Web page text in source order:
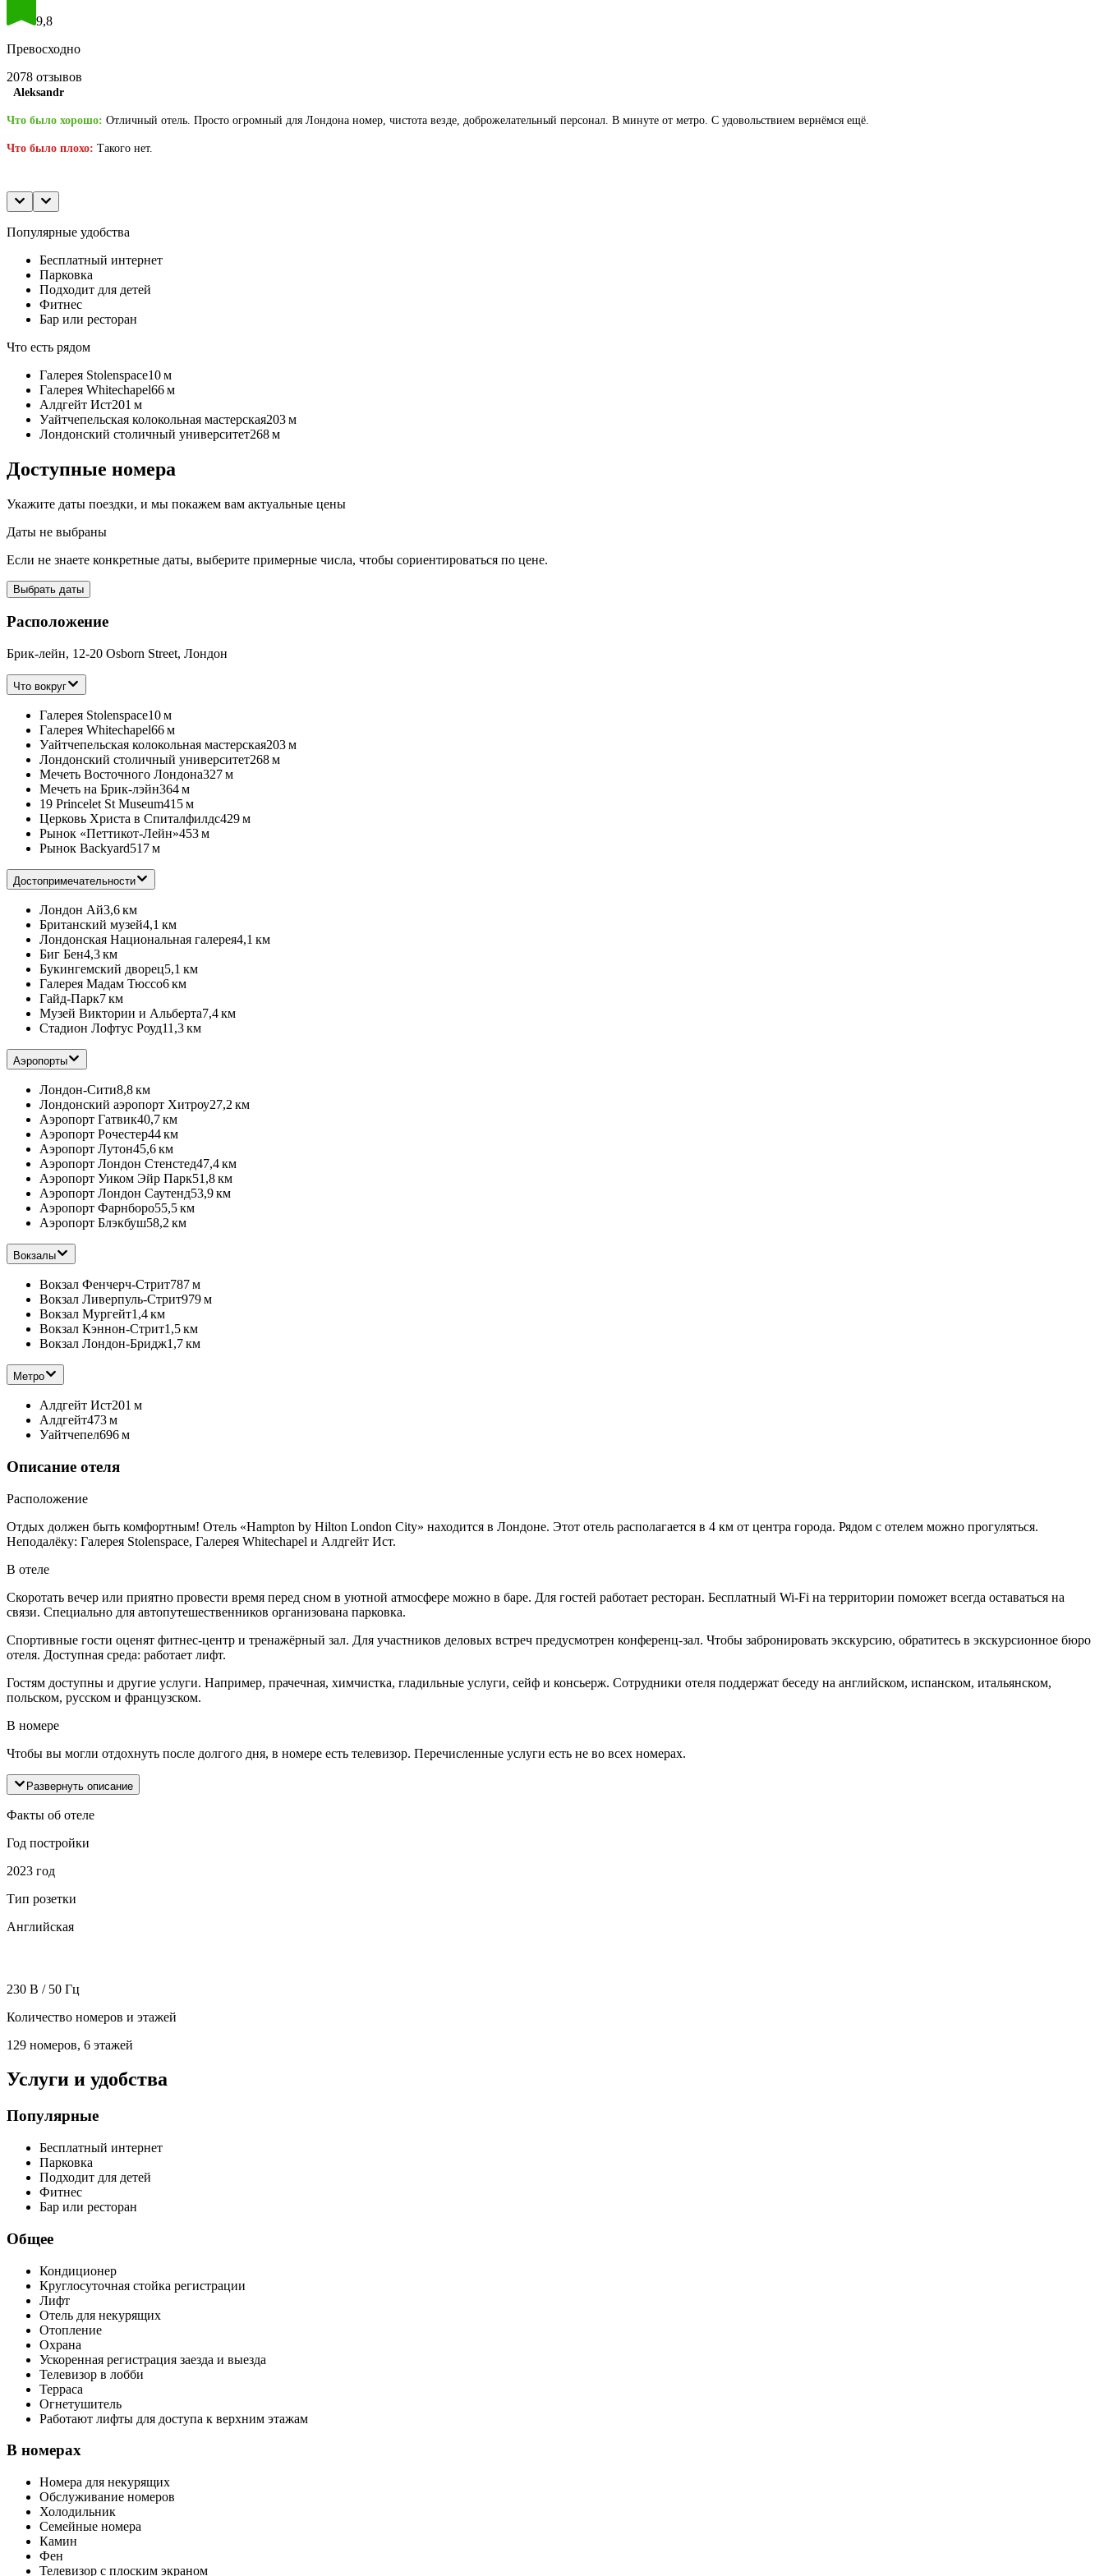
9,8
Превосходно
2078 отзывов
Aleksandr
Что было хорошо Отличный отель. Просто огромный для Лондона номер, чистота везде, доброжелательный персонал. В минуте от метро. С удовольствием вернёмся ещё.
Что было плохо Такого нет.
Популярные удобства
Бесплатный интернет
Парковка
Подходит для детей
Фитнес
Бар или ресторан
Что есть рядом
Галерея Stolenspace10 м
Галерея Whitechapel66 м
Алдгейт Ист201 м
Уайтчепельская колокольная мастерская203 м
Лондонский столичный университет268 м
Доступные номера
Укажите даты поездки, и мы покажем вам актуальные цены
Даты не выбраны
Если не знаете конкретные даты, выберите примерные числа, чтобы сориентироваться по цене.
Выбрать даты
Расположение
Брик-лейн, 12-20 Osborn Street, Лондон
Что вокруг
Галерея Stolenspace10 м
Галерея Whitechapel66 м
Уайтчепельская колокольная мастерская203 м
Лондонский столичный университет268 м
Мечеть Восточного Лондона327 м
Мечеть на Брик-лэйн364 м
19 Princelet St Museum415 м
Церковь Христа в Спиталфилдс429 м
Рынок «Петтикот-Лейн»453 м
Рынок Backyard517 м
Достопримечательности
Лондон Ай3,6 км
Британский музей4,1 км
Лондонская Национальная галерея4,1 км
Биг Бен4,3 км
Букингемский дворец5,1 км
Галерея Мадам Тюссо6 км
Гайд-Парк7 км
Музей Виктории и Альберта7,4 км
Стадион Лофтус Роуд11,3 км
Аэропорты
Лондон-Сити8,8 км
Лондонский аэропорт Хитроу27,2 км
Аэропорт Гатвик40,7 км
Аэропорт Рочестер44 км
Аэропорт Лутон45,6 км
Аэропорт Лондон Стенстед47,4 км
Аэропорт Уиком Эйр Парк51,8 км
Аэропорт Лондон Саутенд53,9 км
Аэропорт Фарнборо55,5 км
Аэропорт Блэкбуш58,2 км
Вокзалы
Вокзал Фенчерч-Стрит787 м
Вокзал Ливерпуль-Стрит979 м
Вокзал Мургейт1,4 км
Вокзал Кэннон-Стрит1,5 км
Вокзал Лондон-Бридж1,7 км
Метро
Алдгейт Ист201 м
Алдгейт473 м
Уайтчепел696 м
Описание отеля
Расположение
Отдых должен быть комфортным! Отель «Hampton by Hilton London City» находится в Лондоне. Этот отель располагается в 4 км от центра города. Рядом с отелем можно прогуляться.
Неподалёку: Галерея Stolenspace, Галерея Whitechapel и Алдгейт Ист.
В отеле
Скоротать вечер или приятно провести время перед сном в уютной атмосфере можно в баре. Для гостей работает ресторан. Бесплатный Wi-Fi на территории поможет всегда оставаться на
связи. Специально для автопутешественников организована парковка.
Спортивные гости оценят фитнес-центр и тренажёрный зал. Для участников деловых встреч предусмотрен конференц-зал. Чтобы забронировать экскурсию, обратитесь в экскурсионное бюро
отеля. Доступная среда: работает лифт.
Гостям доступны и другие услуги. Например, прачечная, химчистка, гладильные услуги, сейф и консьерж. Сотрудники отеля поддержат беседу на английском, испанском, итальянском,
польском, русском и французском.
В номере
Чтобы вы могли отдохнуть после долгого дня, в номере есть телевизор. Перечисленные услуги есть не во всех номерах.
Развернуть описание
Факты об отеле
Год постройки
2023 год
Тип розетки
Английская
230 В / 50 Гц
Количество номеров и этажей
129 номеров, 6 этажей
Услуги и удобства
Популярные
Бесплатный интернет
Парковка
Подходит для детей
Фитнес
Бар или ресторан
Общее
Кондиционер
Круглосуточная стойка регистрации
Лифт
Отель для некурящих
Отопление
Охрана
Ускоренная регистрация заезда и выезда
Телевизор в лобби
Терраса
Огнетушитель
Работают лифты для доступа к верхним этажам
В номерах
Номера для некурящих
Обслуживание номеров
Холодильник
Семейные номера
Камин
Фен
Телевизор с плоским экраном